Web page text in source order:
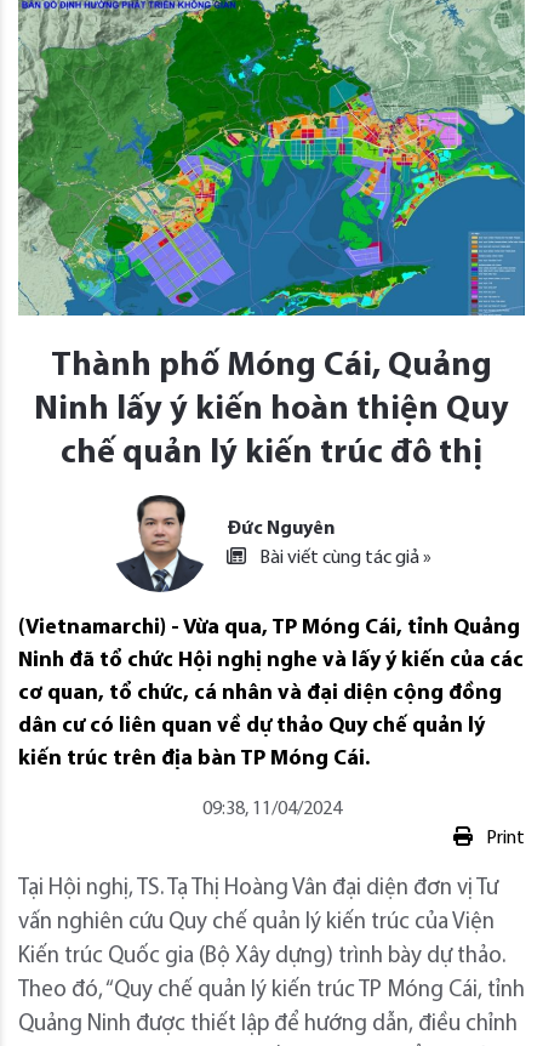
Thành phố Móng Cái, Quảng
Ninh lấy ý kiến hoàn thiện Quy
chế quản lý kiến trúc đô thị
Đức Nguyên
Bài viết cùng tác giả »
(Vietnamarchi) - Vừa qua, TP Móng Cái, tỉnh Quảng
Ninh đã tổ chức Hội nghị nghe và lấy ý kiến của các
cơ quan, tổ chức, cá nhân và đại diện cộng đồng
dân cư có liên quan về dự thảo Quy chế quản lý
kiến trúc trên địa bàn TP Móng Cái.
09:38, 11/04/2024
Print
Tại Hội nghị, TS. Tạ Thị Hoàng Vân đại diện đơn vị Tư
vấn nghiên cứu Quy chế quản lý kiến trúc của Viện
Kiến trúc Quốc gia (Bộ Xây dựng) trình bày dự thảo.
Theo đó, “Quy chế quản lý kiến trúc TP Móng Cái, tỉnh
Quảng Ninh được thiết lập để hướng dẫn, điều chỉnh